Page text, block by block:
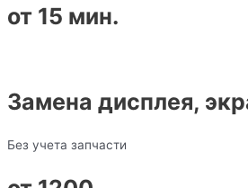
от 15 мин.
Замена дисплея,
Без учета запчасти